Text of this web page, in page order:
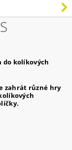
do kolíkových
zahrát různé hry